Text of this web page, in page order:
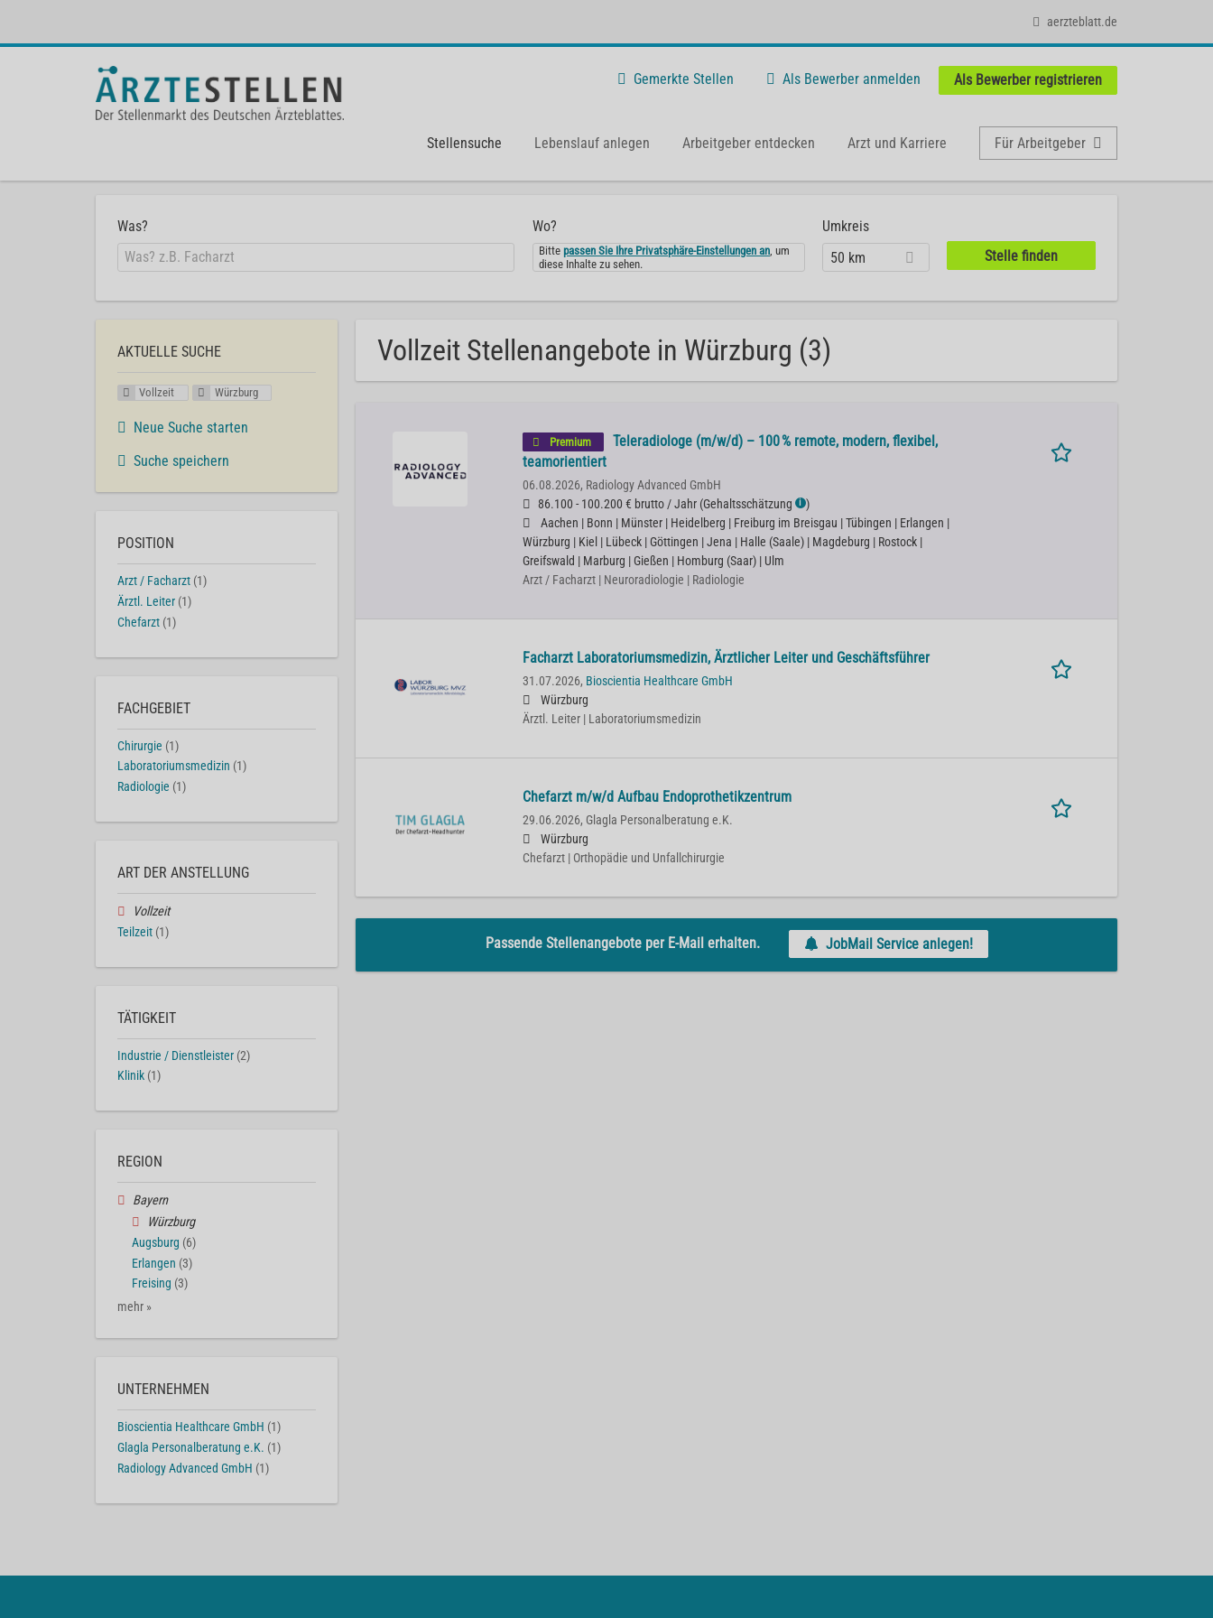
aerzteblatt.de
Gemerkte Stellen Als Bewerber anmelden Als Bewerber registrieren
Stellensuche Lebenslauf anlegen Arbeitgeber entdecken Arzt und Karriere Für Arbeitgeber
Was? Wo?
Bittepassen Sie Ihre Privatsphäre-Einstellungen an, um
diese Inhalte zu sehen.
Umkreis
50 km
Vollzeit Stellenangebote in Würzburg (3)
Premium
Teleradiologe (m/w/d) – 100 % remote, modern, flexibel,
teamorientiert
06.08.2026, Radiology Advanced GmbH
86.100 - 100.200 € brutto / Jahr (Gehaltsschätzung ℹ )
Aachen | Bonn | Münster | Heidelberg | Freiburg im Breisgau | Tübingen | Erlangen |
Würzburg | Kiel | Lübeck | Göttingen | Jena | Halle (Saale) | Magdeburg | Rostock |
Greifswald | Marburg | Gießen | Homburg (Saar) | Ulm
Arzt / Facharzt | Neuroradiologie | Radiologie
Facharzt Laboratoriumsmedizin, Ärztlicher Leiter und Geschäftsführer
31.07.2026, Bioscientia Healthcare GmbH
Würzburg
Ärztl. Leiter | Laboratoriumsmedizin
Chefarzt m/w/d Aufbau Endoprothetikzentrum
29.06.2026, Glagla Personalberatung e.K.
Würzburg
Chefarzt | Orthopädie und Unfallchirurgie
Passende Stellenangebote per E-Mail erhalten. JobMail Service anlegen!
AKTUELLE SUCHE
Vollzeit Würzburg
Neue Suche starten
Suche speichern
POSITION
Arzt / Facharzt (1)
Ärztl. Leiter (1)
Chefarzt (1)
FACHGEBIET
Chirurgie (1)
Laboratoriumsmedizin (1)
Radiologie (1)
ART DER ANSTELLUNG
Vollzeit
Teilzeit (1)
TÄTIGKEIT
Industrie / Dienstleister (2)
Klinik (1)
REGION
Bayern
Würzburg
Augsburg (6)
Erlangen (3)
Freising (3)
mehr »
UNTERNEHMEN
Bioscientia Healthcare GmbH (1)
Glagla Personalberatung e.K. (1)
Radiology Advanced GmbH (1)